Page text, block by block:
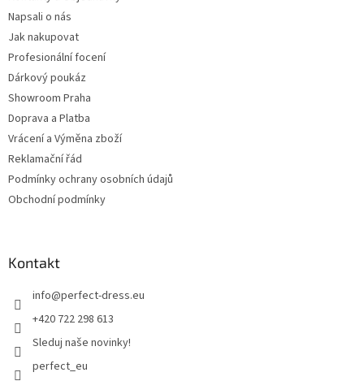
Napsali o nás
Jak nakupovat
Profesionální focení
Dárkový poukáz
Showroom Praha
Doprava a Platba
Vrácení a Výměna zboží
Reklamační řád
Podmínky ochrany osobních údajů
Obchodní podmínky
Kontakt
info@perfect-dress.eu
+420 722 298 613
Sleduj naše novinky!
perfect_eu